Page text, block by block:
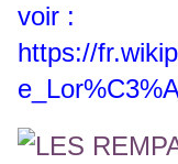
voir :
https://